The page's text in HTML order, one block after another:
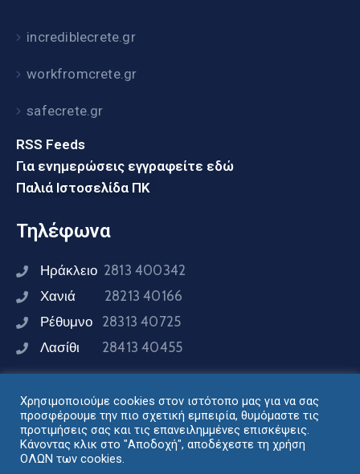
incrediblecrete.gr
workfromcrete.gr
safecrete.gr
RSS Feeds
Για ενημερώσεις εγγραφείτε εδώ
Παλιά Ιστοσελίδα ΠΚ
Τηλέφωνα
Ηράκλειο 2813 400342
Χανιά 28213 40166
Ρέθυμνο 28313 40725
Λασίθι 28413 40455
Συνδεθείτε μαζί μας
Χρησιμοποιούμε cookies στον ιστότοπο μας για να σας
προσφέρουμε την πιο σχετική εμπειρία, θυμόμαστε τις
προτιμήσεις σας και τις επανειλημμένες επισκέψεις.
Κάνοντας κλικ στο "Αποδοχή", αποδέχεστε τη χρήση
ΟΛΩΝ των cookies.